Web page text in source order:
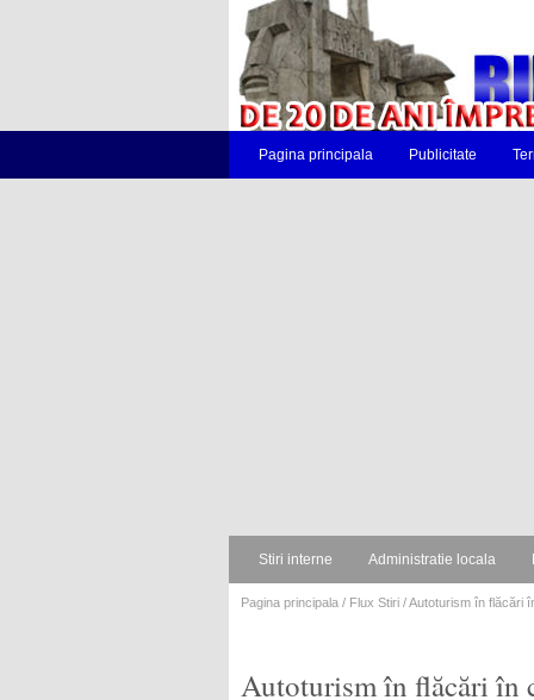
Pagina principala Publicitate
Stiri interne Administratie locala
Pagina principala / Flux Stiri / Autoturism în flăcări
Autoturism în flăcări în